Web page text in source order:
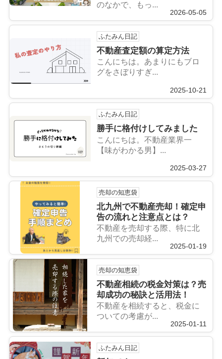
のなかで、もっ...
2026-05-05
ふたみん日記
不動産査定額の算定方法
こんにちは。あまりにもブロ
グをさぼりすぎ...
2025-10-21
ふたみん日記
勝手に格付けしてみました
こんにちは。不動産業界一
【味がわかる男】...
2025-03-27
売却の知恵袋
北九州で不動産売却！確定申
告の流れと注意点とは？
不動産を売却する際、特に北
九州での売却経...
2025-01-19
売却の知恵袋
不動産相続の税金対策は？売
却成功の秘訣と活用法！
不動産を相続すると、税金に
ついての考慮が...
2025-01-11
ふたみん日記